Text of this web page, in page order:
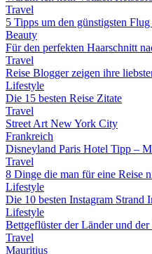
Travel
5 Tipps um den günstigsten
Beauty
Für den perfekten Haarschnitt
Travel
Reise Blogger zeigen ihre
Lifestyle
Die 15 besten Reise Zitate
Travel
Street Art New York City
Frankreich
Disneyland Paris Hotel Tipp –
Travel
8 Dinge die man für eine Reise
Lifestyle
Die 10 besten Instagram Strand
Lifestyle
Bettgeflüster der Länder und
Travel
Mauritius